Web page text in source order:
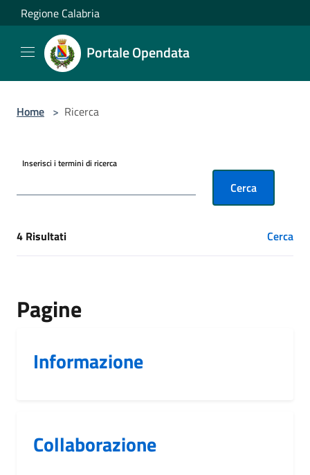
Salta al contenuto principale
Regione Calabria
Portale Opendata
Home > Ricerca
Inserisci i termini di ricerca
Cerca
[results] Risultati
4 Risultati Cerca
Pagine
Informazione
Collaborazione